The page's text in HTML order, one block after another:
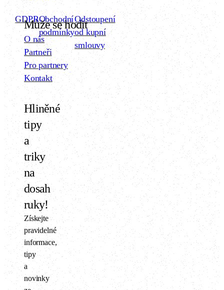
Může se hodit
O nás
Partneři
Pro partnery
Kontakt
Hliněné
tipy
a
triky
na
dosah
ruky!
Získejte
pravidelné
informace,
tipy
a
novinky
GDPRObchodní
podmínky
Odstoupení
od kupní
smlouvy